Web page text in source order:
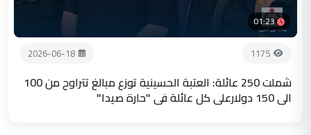
01:23
1175
2026-06-18
شملت 250 عائلة: العتبة الحسينية توزع مبالغ تتراوح من 100
الى 150 دولارعلى كل عائلة في "حارة صيدا"